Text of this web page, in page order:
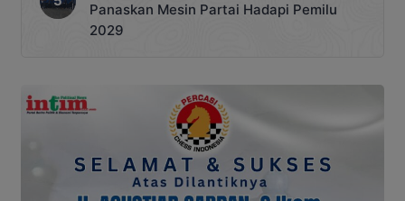
Panaskan Mesin Partai Hadapi Pemilu
2029